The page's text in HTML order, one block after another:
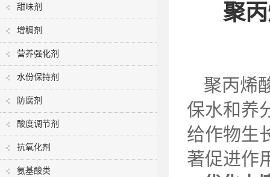
甜味剂
增稠剂
营养强化剂
水份保持剂
防腐剂
酸度调节剂
抗氧化剂
氨基酸类
聚
聚丙烯
保水和养
给作物生
著促进作